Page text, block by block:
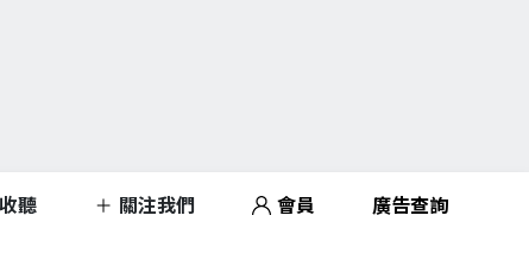
收聽 關注我們 會員 廣告查詢